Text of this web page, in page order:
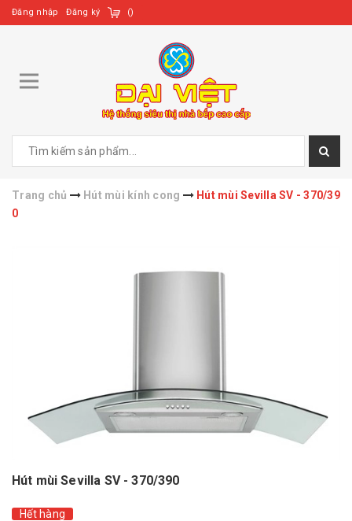
Đăng nhập Đăng ký ()
Trang chủ Hút mùi kính cong
Hút mùi Sevilla SV - 370/39
0
Hút mùi Sevilla SV - 370/390
Hết hàng